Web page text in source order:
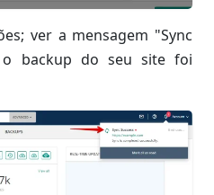
ver a mensagem "Sync
o backup do seu site foi